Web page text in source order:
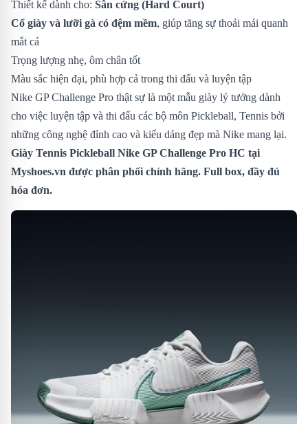
Thiết kế dành cho: Sân cứng (Hard Court)
Cổ giày và lưỡi gà có đệm mềm, giúp tăng sự thoải mái quanh
mắt cá
Trọng lượng nhẹ, ôm chân tốt
Màu sắc hiện đại, phù hợp cả trong thi đấu và luyện tập
Nike GP Challenge Pro thật sự là một mẫu giày lý tưởng dành
cho việc luyện tập và thi đấu các bộ môn Pickleball, Tennis bởi
những công nghệ đỉnh cao và kiểu dáng đẹp mà Nike mang lại.
Giày Tennis Pickleball Nike GP Challenge Pro HC tại
Myshoes.vn được phân phối chính hãng. Full box, đầy đủ
hóa đơn.